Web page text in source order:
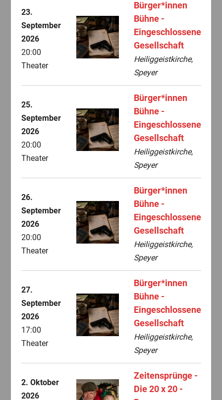
23.
September
2026
20:00
Theater
Bürger*innen
Bühne -
Eingeschlossene
Gesellschaft
Heiliggeistkirche,
Speyer
25.
September
2026
20:00
Theater
Bürger*innen
Bühne -
Eingeschlossene
Gesellschaft
Heiliggeistkirche,
Speyer
26.
September
2026
20:00
Theater
Bürger*innen
Bühne -
Eingeschlossene
Gesellschaft
Heiliggeistkirche,
Speyer
27.
September
2026
17:00
Theater
Bürger*innen
Bühne -
Eingeschlossene
Gesellschaft
Heiliggeistkirche,
Speyer
2. Oktober
2026
Zeitensprünge -
Die 20 x 20 -